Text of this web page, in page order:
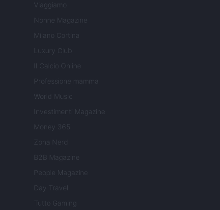
Viaggiamo
Nonne Magazine
Milano Cortina
Luxury Club
Il Calcio Online
Professione mamma
World Music
Investimenti Magazine
Money 365
Zona Nerd
B2B Magazine
People Magazine
Day Travel
Tutto Gaming